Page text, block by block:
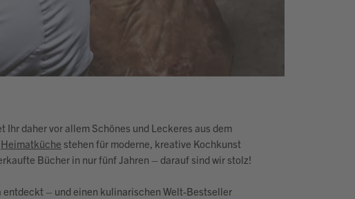
daher vor allem Schönes und Leckeres aus dem
Heimatküche stehen für moderne, kreative Kochkunst
Bücher in nur fünf Jahren – darauf sind wir stolz!
entdeckt – und einen kulinarischen Welt-Bestseller